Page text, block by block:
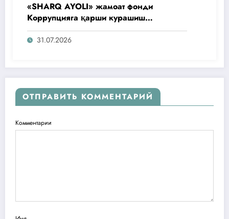
«SHARQ AYOLI» жамоат фонди
Коррупцияга қарши курашиш
агентлигидаги жамоат эшитувида
ташаббусларини тақдим этди
31.07.2026
ОТПРАВИТЬ КОММЕНТАРИЙ
Комментарии